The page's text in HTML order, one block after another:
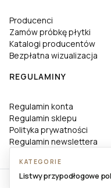
KATEGORIE
Listwy przypodłogowe
Producenci
Zamów próbkę płytki
Katalogi producentów
Bezpłatna wizualizacja
REGULAMINY
Regulamin konta
Regulamin sklepu
Polityka prywatności
Regulamin newslettera